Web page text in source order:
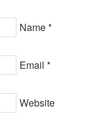
Name*
Email *
Website